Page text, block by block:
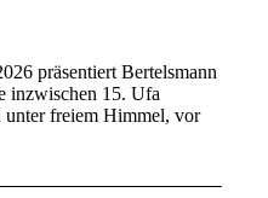
präsentiert Bertelsmann
inzwischen 15. Ufa
unter freiem Himmel, vor